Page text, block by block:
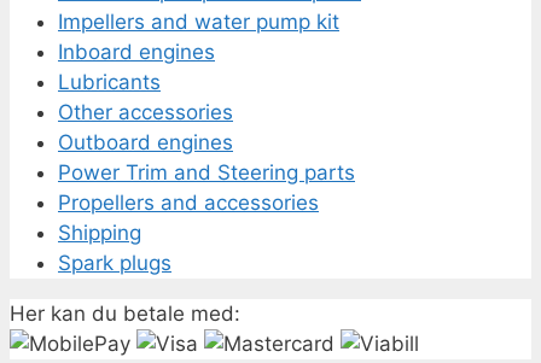
Impellers and water pump kit
Inboard engines
Lubricants
Other accessories
Outboard engines
Power Trim and Steering parts
Propellers and accessories
Shipping
Spark plugs
Her kan du betale med: